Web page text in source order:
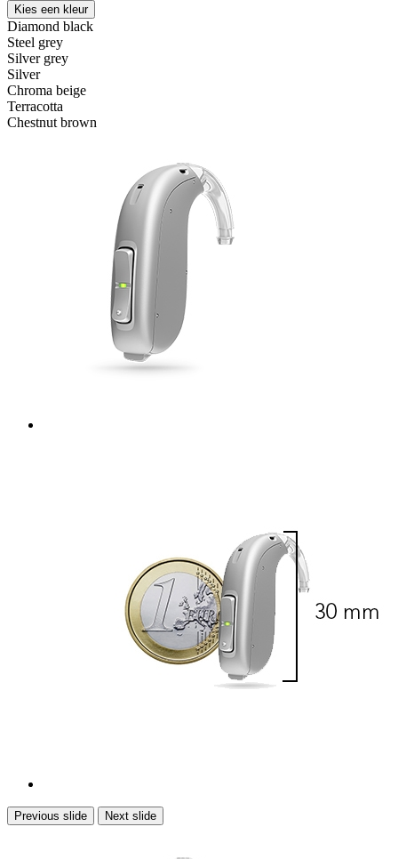
Kies een kleur
Diamond black
Steel grey
Silver grey
Silver
Chroma beige
Terracotta
Chestnut brown
Previous slide Next slide